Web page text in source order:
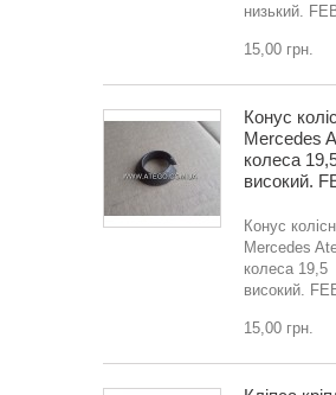
низький.
15,00 грн.
Конус
Mercedes
колеса
високий.
Конус
Mercedes
колеса 19,5
високий.
15,00 грн.